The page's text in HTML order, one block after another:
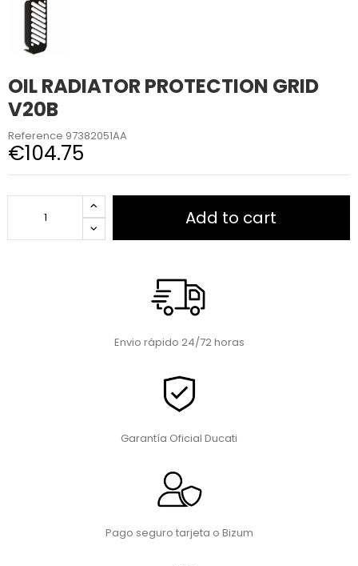
OIL RADIATOR PROTECTION GRID
V20B
Reference 97382051AA
€104.75
Add to cart
Envio rápido 24/72 horas
Garantía Oficial Ducati
Pago seguro tarjeta o Bizum